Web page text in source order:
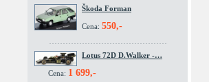
Škoda Forman
Cena: 550,-
Lotus 72D D.Walker -…
Cena: 1 699,-